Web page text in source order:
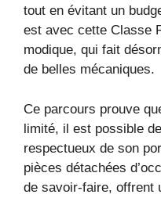
tout en évitant un
est avec cette Classe
modique, qui fait
de belles mécaniques.
Ce parcours prouve
limité, il est possible
respectueux de son
pièces détachées
de savoir-faire, offrent